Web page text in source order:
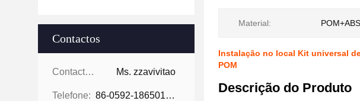
Contactos
Contactos: Ms. zzavivitao
Telefone: 86-0592-18650185095
Material:
Instalação no local Kit universal
POM
Descrição do Produto